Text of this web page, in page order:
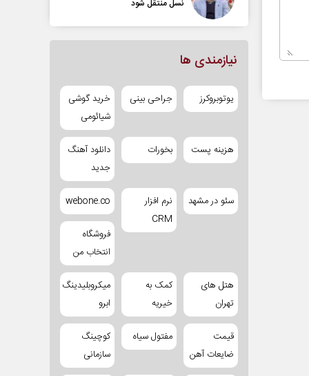
نسل منتقل شود
نیازمندی ها
یوتوبروکرز جراحی بینی
خرید گوشی
شیائومی
هزینه پست بخورات
دانلود آهنگ
جدید
سئو در مشهد
نرم افزار
CRM
webone.co
فروشگاه
انتخاب من
هتل های
تهران
کمک به
خیریه
میکروبلیدینگ
ابرو
قیمت
ضایعات آهن
مفتول سیاه
کوچینگ
سازمانی